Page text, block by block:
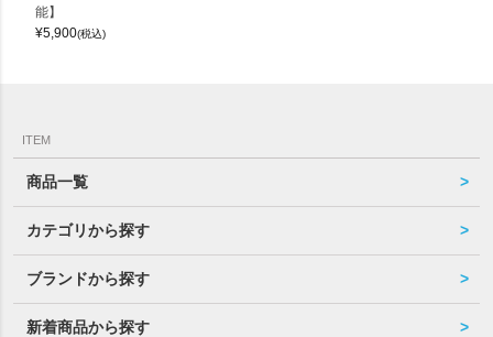
能】
¥5,900(税込)
ITEM
商品一覧
カテゴリから探す
ブランドから探す
新着商品から探す